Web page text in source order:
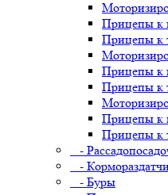
Прицепы к
Прицепы к
Прицепы к
Прицепы к
Прицепы к
Прицепы к
-
-
- Буры